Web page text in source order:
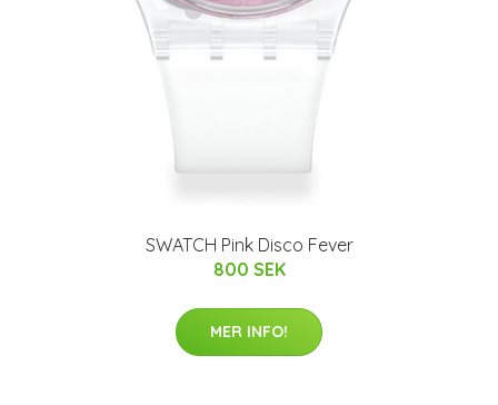
SWATCH Pink Disco Fever
800 SEK
MER INFO!